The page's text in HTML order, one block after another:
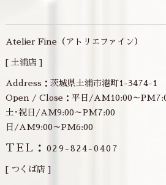
Atelier Fine（アトリエファイン）
[ 土浦店 ]
Address：茨城県土浦市港町1-3474-1
Open / Close：平日/AM10:00～
土･祝日/AM9:00～PM7:00
日/AM9:00～PM6:00
TEL：029-824-0407
[ つくば店 ]